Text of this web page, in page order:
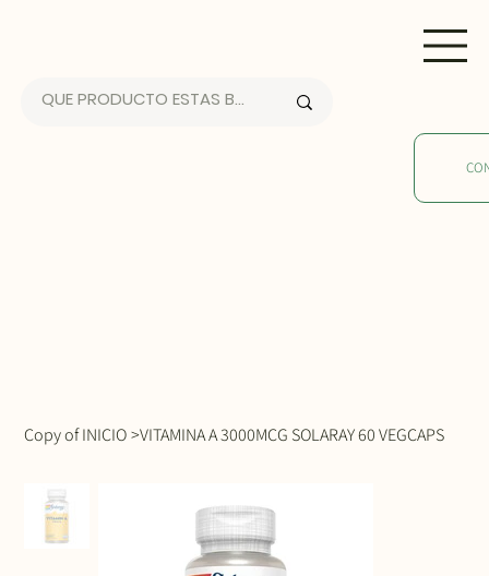
Copy of INICIO >VITAMINA A 3000MCG SOLARAY 60 VEGCAPS